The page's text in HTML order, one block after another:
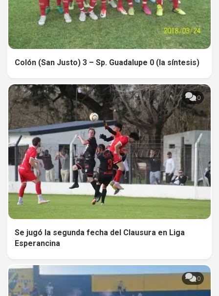
Colón (San Justo) 3 – Sp. Guadalupe 0 (la síntesis)
0
Se jugó la segunda fecha del Clausura en Liga
Esperancina
0